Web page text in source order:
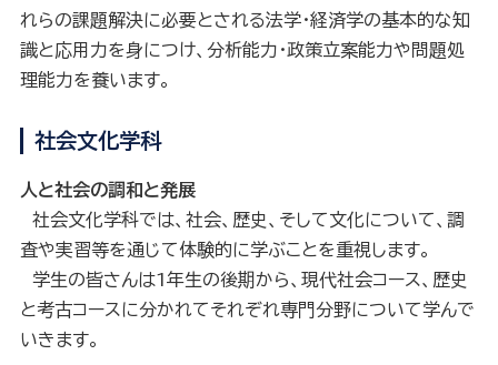
れらの課題解決に必要とされる法学・経済学の基本的な知
識と応用力を身につけ、分析能力・政策立案能力や問題処
理能力を養います。
社会文化学科
人と社会の調和と発展
社会文化学科では、社会、歴史、そして文化について、調
査や実習等を通じて体験的に学ぶことを重視します。
学生の皆さんは1年生の後期から、現代社会コース、歴史
と考古コースに分かれてそれぞれ専門分野について学んで
いきます。